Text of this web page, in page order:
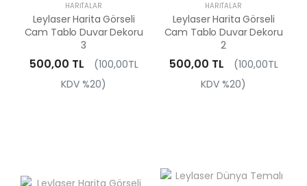
HARITALAR
Leylaser Harita Görseli
Cam Tablo Duvar Dekoru
3
500,00 TL
(100,00TL
KDV %20)
HARITALAR
Leylaser Harita Görseli
Cam Tablo Duvar Dekoru
2
500,00 TL
(100,00TL
KDV %20)